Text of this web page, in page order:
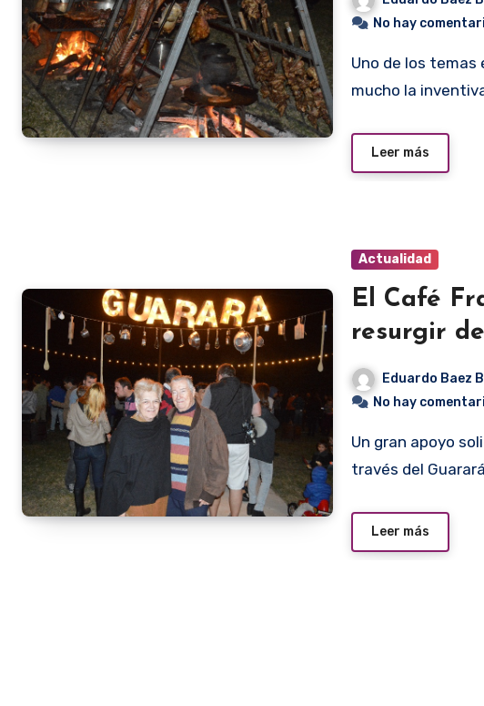
No hay
Uno de los temas en que los paraguayos han desarrollado
mucho la
Leer más
Actualidad
El Café
resurgir
Eduardo Baez
No hay
Un gran apoyo solidario recibió anoche el Café Francés a
través del
Leer más